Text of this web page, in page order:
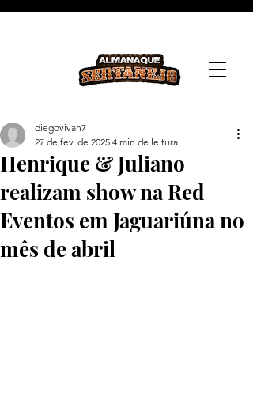
Henrique & Juliano
realizam show na Red
Eventos em Jaguariúna no
mês de abril
diegovivan7
27 de fev. de 2025 4 min de leitura